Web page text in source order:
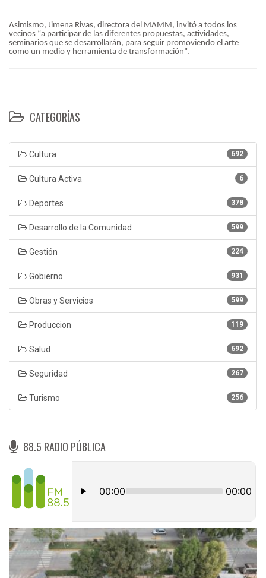
Asimismo, Jimena Rivas, directora del MAMM, invitó a todos los
vecinos “a participar de las diferentes propuestas, actividades,
seminarios que se desarrollarán, para seguir promoviendo el arte
como un medio y herramienta de transformación”.
CATEGORÍAS
692
Cultura
6
Cultura Activa
378
Deportes
599
Desarrollo de la Comunidad
224
Gestión
931
Gobierno
599
Obras y Servicios
119
Produccion
692
Salud
267
Seguridad
256
Turismo
88.5 RADIO PÚBLICA